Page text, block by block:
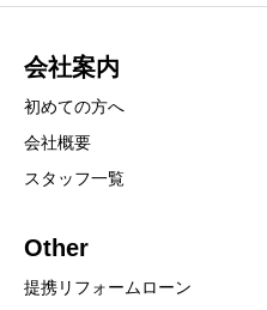
会社案内
初めての方へ
会社概要
スタッフ一覧
Other
提携リフォームローン